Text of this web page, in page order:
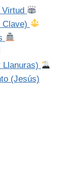
Virtud
Clave)
Llanuras)
(Jesús)